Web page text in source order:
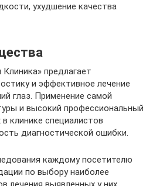
ухудшение качества
предлагает
и эффективное лечение
глаз. Применение самой
и высокий профессиональный
клинике специалистов
диагностической ошибки.
каждому посетителю
по выбору наиболее